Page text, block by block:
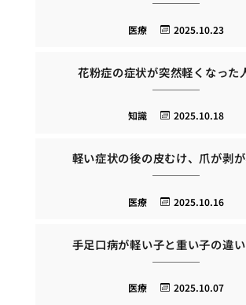
2025.10.23
医療
花粉症の症状が突然軽くなった
2025.10.18
知識
軽い症状の後の皮むけ、爪が剥
2025.10.16
医療
手足口病が軽い子と重い子の違
2025.10.07
医療